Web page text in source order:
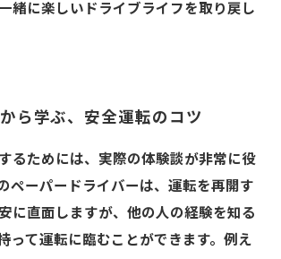
緒に楽しいドライブライフを取り戻し
ら学ぶ、安全運転のコツ
るためには、実際の体験談が非常に役
ペーパードライバーは、運転を再開す
に直面しますが、他の人の経験を知る
って運転に臨むことができます。例え